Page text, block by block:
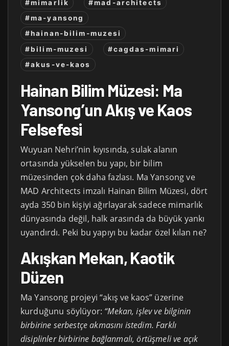
#mimarlik
#mad-architects
#ma-yansong
#hainan-bilim-muzesi
#bilim-muzesi
#cagdas-mimari
#akus-ve-kaos
Hainan Bilim Müzesi: Ma
Yansong’un Akış ve Kaos
Felsefesi
Wuyuan Nehri’nin kıyısında, sulak alanın
ortasında yükselen bu yapı, bir bilim
müzesinden çok daha fazlası. Ma Yansong ve
MAD Architects imzalı Hainan Bilim Müzesi, dört
ayda 350 bin kişiyi ağırlayarak sadece mimarlık
dünyasında değil, halk arasında da büyük yankı
uyandırdı. Peki bu yapıyı bu kadar özel kılan ne?
Akışkan Mekan, Kaotik
Düzen
Ma Yansong projeyi “akış ve kaos” üzerine
kurduğunu söylüyor: “Mekan, işlev ve bilginin
birbirine serbestçe akmasını istedim. Farklı
disiplinler birbirine bağlanmalı, örtüşmeli ve açık